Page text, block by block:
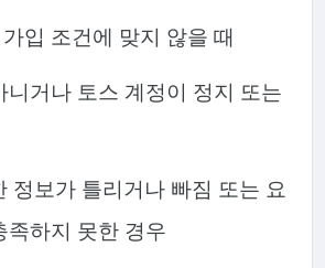
입 조건에 맞지 않을 때
니거나 토스 계정이 정지 또는
정보가 틀리거나 빠짐 또는 요
족하지 못한 경우